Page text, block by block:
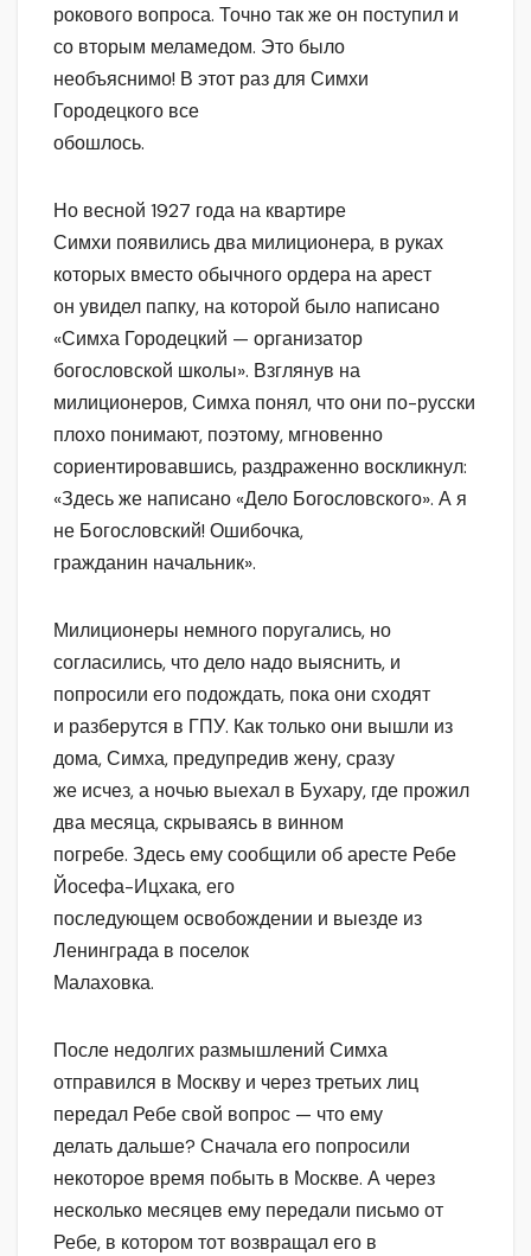
рокового вопроса. Точно так же он поступил и
со вторым меламедом. Это было
необъяснимо! В этот раз для Симхи
Городецкого все
обошлось.
Но весной 1927 года на квартире
Симхи появились два милиционера, в руках
которых вместо обычного ордера на арест
он увидел папку, на которой было написано
«Симха Городецкий — организатор
богословской школы». Взглянув на
милиционеров, Симха понял, что они по-русски
плохо понимают, поэтому, мгновенно
сориентировавшись, раздраженно воскликнул:
«Здесь же написано «Дело Богословского». А я
не Богословский! Ошибочка,
гражданин начальник».
Милиционеры немного поругались, но
согласились, что дело надо выяснить, и
попросили его подождать, пока они сходят
и разберутся в ГПУ. Как только они вышли из
дома, Симха, предупредив жену, сразу
же исчез, а ночью выехал в Бухару, где прожил
два месяца, скрываясь в винном
погребе. Здесь ему сообщили об аресте Ребе
Йосефа-Ицхака, его
последующем освобождении и выезде из
Ленинграда в поселок
Малаховка.
После недолгих размышлений Симха
отправился в Москву и через третьих лиц
передал Ребе свой вопрос — что ему
делать дальше? Сначала его попросили
некоторое время побыть в Москве. А через
несколько месяцев ему передали письмо от
Ребе, в котором тот возвращал его в